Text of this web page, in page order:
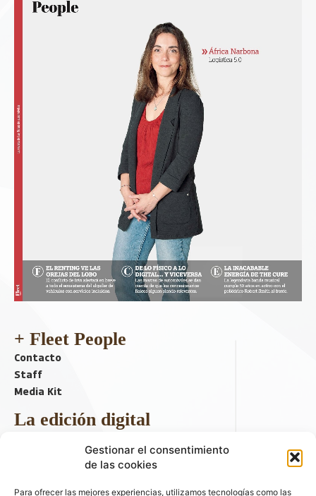
Gestionar el consentimiento
de las cookies
Para ofrecer las mejores experiencias, utilizamos tecnologías como las
+ Fleet People
Contacto
Staff
Media Kit
La edición digital
Descargar último ejemplar
ir a hemeroteca
+ Contenido en redes sociales